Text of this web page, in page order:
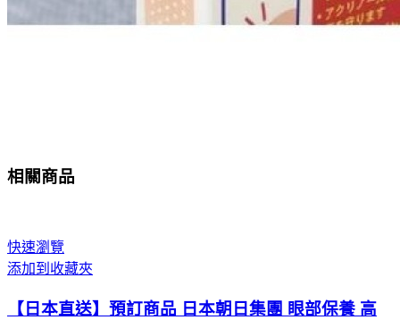
相關商品
快速瀏覽
添加到收藏夾
【日本直送】預訂商品 日本朝日集團 眼部保養 高